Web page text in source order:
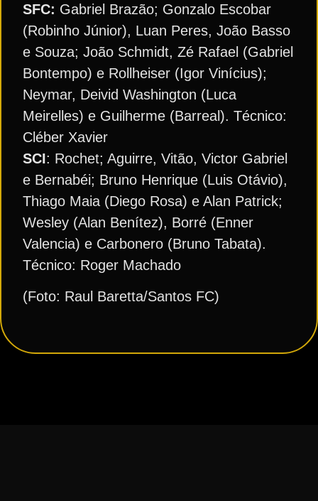
SFC: Gabriel Brazão; Gonzalo Escobar
(Robinho Júnior), Luan Peres, João Basso
e Souza; João Schmidt, Zé Rafael (Gabriel
Bontempo) e Rollheiser (Igor Vinícius);
Neymar, Deivid Washington (Luca
Meirelles) e Guilherme (Barreal). Técnico:
Cléber Xavier
SCI: Rochet; Aguirre, Vitão, Victor Gabriel
e Bernabéi; Bruno Henrique (Luis Otávio),
Thiago Maia (Diego Rosa) e Alan Patrick;
Wesley (Alan Benítez), Borré (Enner
Valencia) e Carbonero (Bruno Tabata).
Técnico: Roger Machado
(Foto: Raul Baretta/Santos FC)